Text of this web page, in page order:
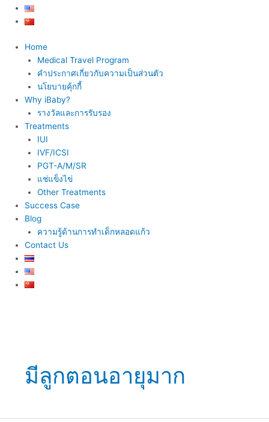
Home
Medical Travel Program
คำประกาศเกี่ยวกับความเป็นส่วนตัว
นโยบายคุ้กกี้
Why iBaby?
รางวัลและการรับรอง
Treatments
IUI
IVF/ICSI
PGT-A/M/SR
แช่แข็งไข่
Other Treatments
Success Case
Blog
ความรู้ด้านการทำเด็กหลอดแก้ว
Contact Us
มีลูกตอนอายุมาก